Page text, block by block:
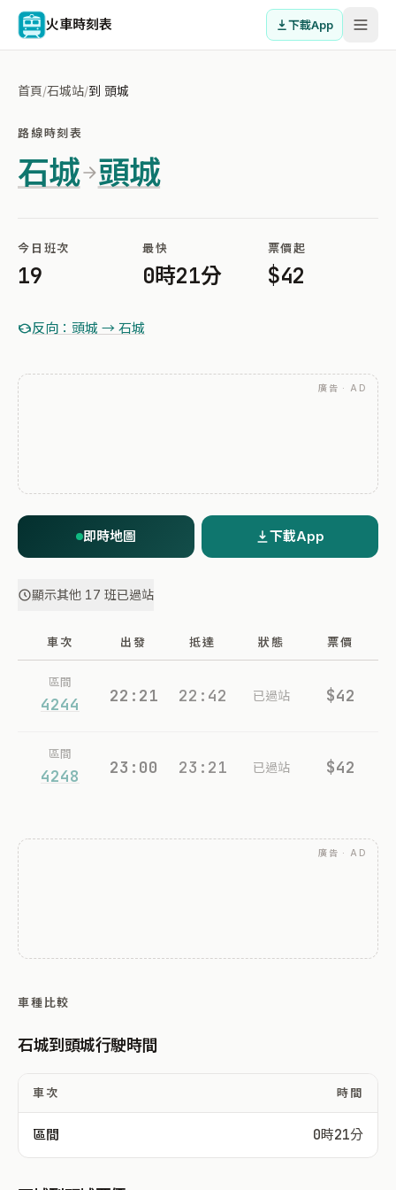
火車時刻表 下載App
首頁/石城站/到 頭城
路線時刻表
石城 頭城
今日班次
19
最快
0時21分
票價起
$42
反向：頭城 → 石城
廣告 · AD
即時地圖 下載App
顯示其他 17 班已過站
車次 出發 抵達 狀態 票價
區間
4244 22:21 22:42 已過站 $42
區間
4248 23:00 23:21 已過站 $42
廣告 · AD
車種比較
石城到頭城行駛時間
車次 時間
區間 0時21分